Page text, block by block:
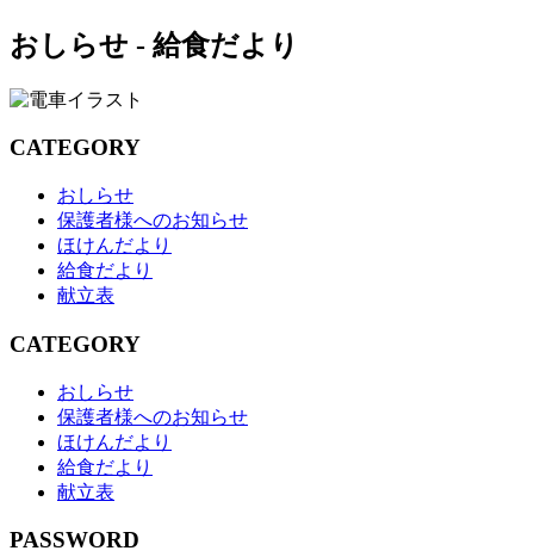
おしらせ - 給食だより
CATEGORY
おしらせ
保護者様へのお知らせ
ほけんだより
給食だより
献立表
CATEGORY
おしらせ
保護者様へのお知らせ
ほけんだより
給食だより
献立表
PASSWORD